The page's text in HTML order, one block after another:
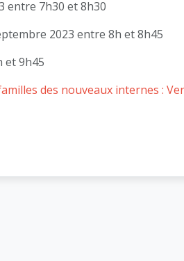
entre 7h30 et 8h30
2023 entre 8h et 8h45
et 9h45
des nouveaux internes :